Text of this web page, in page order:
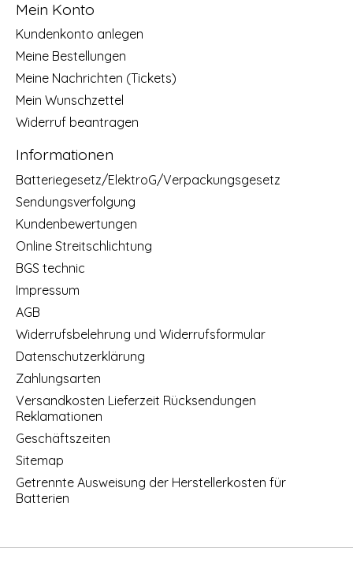
Mein Konto
Kundenkonto anlegen
Meine Bestellungen
Meine Nachrichten (Tickets)
Mein Wunschzettel
Widerruf beantragen
Informationen
Batteriegesetz/ElektroG/Verpackungsgesetz
Sendungsverfolgung
Kundenbewertungen
Online Streitschlichtung
BGS technic
Impressum
AGB
Widerrufsbelehrung und Widerrufsformular
Datenschutzerklärung
Zahlungsarten
Versandkosten Lieferzeit Rücksendungen
Reklamationen
Geschäftszeiten
Sitemap
Getrennte Ausweisung der Herstellerkosten für
Batterien